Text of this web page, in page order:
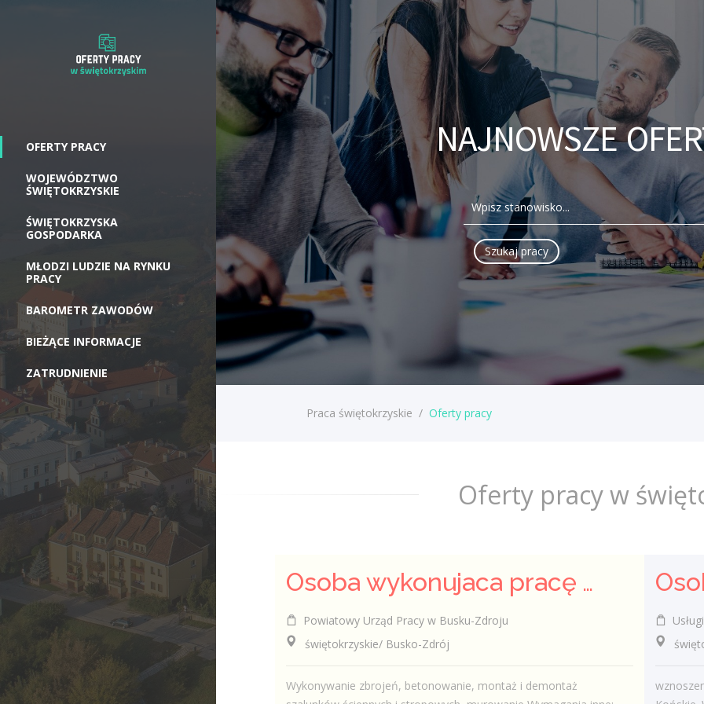
OFERTY PRACY
WOJEWÓDZTWO
ŚWIĘTOKRZYSKIE
ŚWIĘTOKRZYSKA
GOSPODARKA
MŁODZI LUDZIE NA RYNKU
PRACY
BAROMETR ZAWODÓW
BIEŻĄCE INFORMACJE
ZATRUDNIENIE
NAJNOWSZE
Praca świętokrzyskie / Oferty pracy
Oferty pracy w
Osoba wykonujaca pracę w zawodzie zbrojarz - betoniarz
Powiatowy Urząd Pracy w Busku-Zdroju
świętokrzyskie/ Busko-Zdrój
Wykonywanie zbrojeń, betonowanie, montaż i demontaż